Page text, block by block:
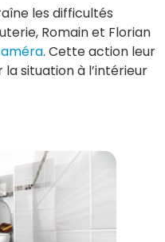
les difficultés
Romain et Florian
. Cette action leur
situation à l’intérieur